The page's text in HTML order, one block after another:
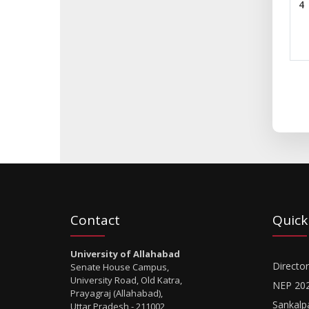
4
Contact
University of Allahabad
Senate House Campus,
University Road, Old Katra,
Prayagraj (Allahabad),
Uttar Pradesh - 211002
NEP